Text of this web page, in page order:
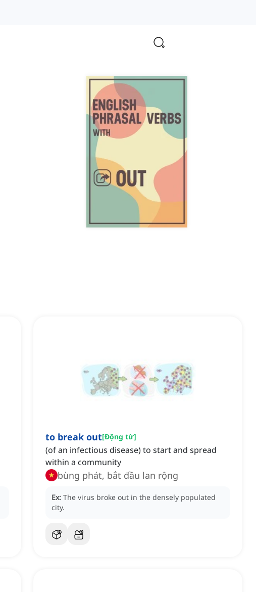
to break out[Động từ]
(of an infectious disease) to start and spread
within a community
bùng phát, bắt đầu lan rộng
Ex: The virus broke out in the densely populated
city.